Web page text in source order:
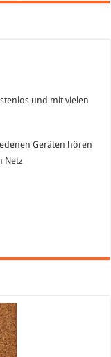
und mit vielen
Geräten hören
Netz